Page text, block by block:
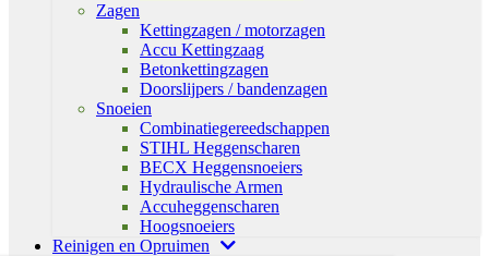
Zagen
Kettingzagen / motorzagen
Accu Kettingzaag
Betonkettingzagen
Doorslijpers / bandenzagen
Snoeien
Combinatiegereedschappen
STIHL Heggenscharen
BECX Heggensnoeiers
Hydraulische Armen
Accuheggenscharen
Hoogsnoeiers
Reinigen en Opruimen